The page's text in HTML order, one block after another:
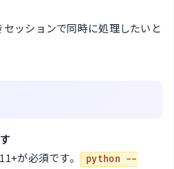
セッションで同時に処理したいと
が必須です。
python --